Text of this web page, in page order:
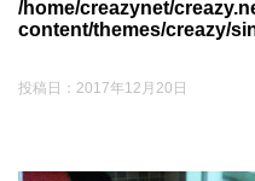
/home/creazynet/
content/themes/creazy/
投稿日： 2017年12月20日